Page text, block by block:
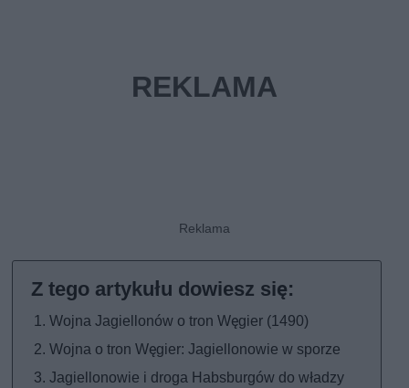
Wojna Jagiellonów o tron Węgier (1490)
Wojna o tron Węgier: Jagiellonowie w sporze
Jagiellonowie i droga Habsburgów do władzy